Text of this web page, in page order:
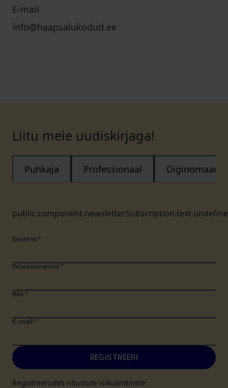
E-mail
info@haapsalukodud.ee
Liitu meie uudiskirjaga!
Puhkaja Professionaal Diginomaad
Eesnimi *
Perekonnanimi *
Riik *
E-mail *
REGISTREERI
Registreerudes nõustute isikuandmete